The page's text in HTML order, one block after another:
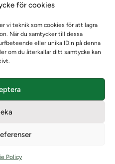
för cookies
vi teknik som cookies för att lagra
När du samtycker till dessa
eller unika ID:n på denna
om du återkallar ditt samtycke kan
Policy
arbetet på Ladokkonsortiet
Ladoksupport